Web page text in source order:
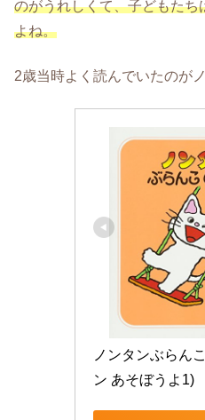
のがうれしくて、子どもた
よね。
2歳当時よく読んでいたのが
ノンタンぶらん
ン あそぼうよ1)